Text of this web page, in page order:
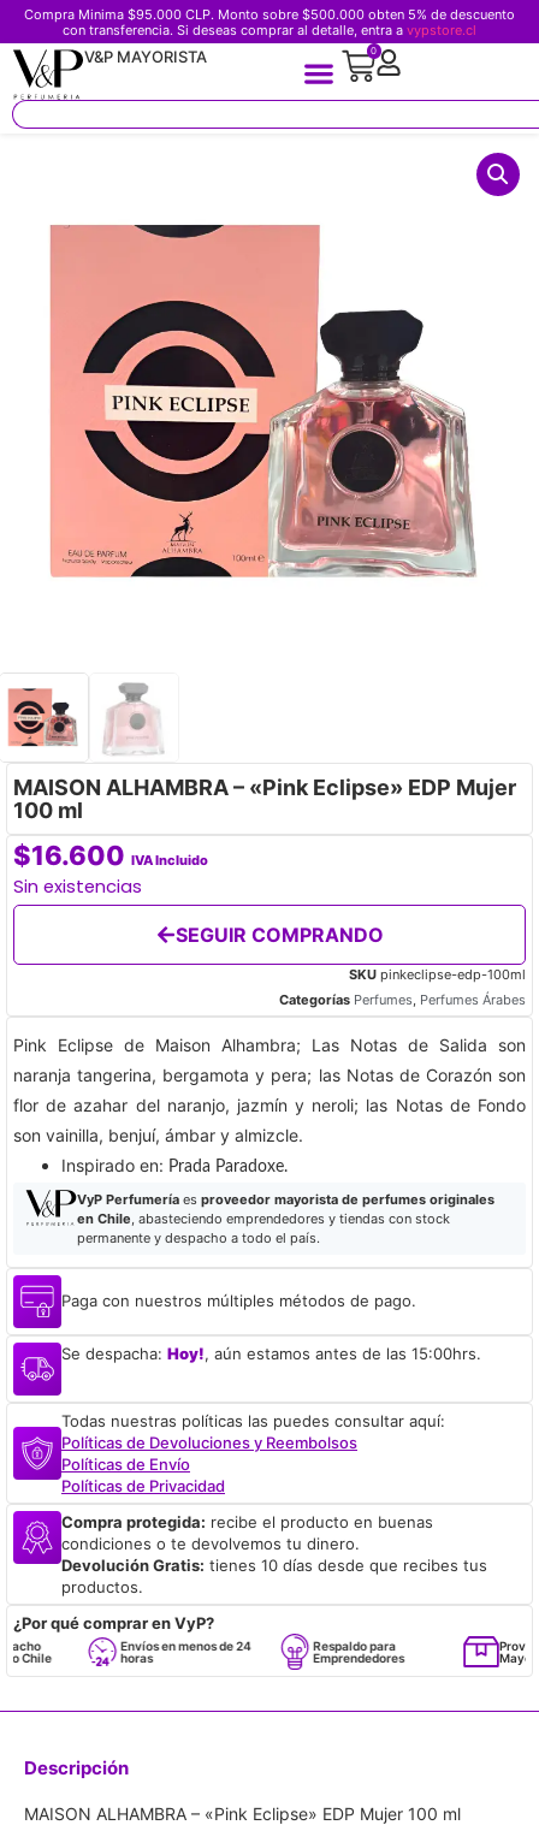
Compra Minima $95.000 CLP. Monto sobre $500.000 obten 5% de descuento
con transferencia. Si deseas comprar al detalle, entra a vypstore.cl
V&P MAYORISTA 0
MAISON ALHAMBRA – «Pink Eclipse» EDP Mujer
100 ml
$16.600 IVA Incluido
Sin existencias
SEGUIR COMPRANDO
SKU pinkeclipse-edp-100ml
Categorías Perfumes, Perfumes Árabes
Pink Eclipse de Maison Alhambra; Las Notas de Salida son
naranja tangerina, bergamota y pera; las Notas de Corazón son
flor de azahar del naranjo, jazmín y neroli; las Notas de Fondo
son vainilla, benjuí, ámbar y almizcle.
​Inspirado en: Prada Paradoxe.
VyP Perfumeríaes proveedor mayorista de perfumes originales
en Chile, abasteciendo emprendedores y tiendas con stock
permanente y despacho a todo el país.
Paga con nuestros múltiples métodos de pago.
Se despacha: Hoy!, aún estamos antes de las 15:00hrs.
Todas nuestras políticas las puedes consultar aquí:
Políticas de Devoluciones y Reembolsos
Políticas de Envío
Políticas de Privacidad
Compra protegida: recibe el producto en buenas
condiciones o te devolvemos tu dinero.
Devolución Gratis: tienes 10 días desde que recibes tus
productos.
¿Por qué comprar en VyP?
Envíos en menos de 24
horas
Respaldo para
Emprendedores
Proveedor
Mayorista
Descripción
MAISON ALHAMBRA – «Pink Eclipse» EDP Mujer 100 ml